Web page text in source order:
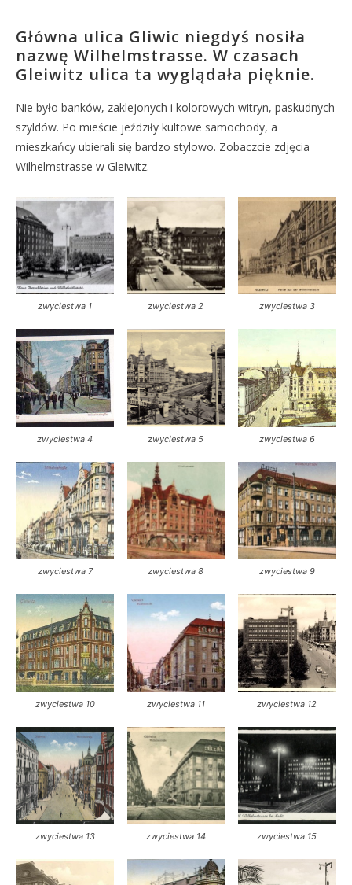
Główna ulica Gliwic niegdyś nosiła
nazwę Wilhelmstrasse. W czasach
Gleiwitz ulica ta wyglądała pięknie.
Nie było banków, zaklejonych i kolorowych witryn, paskudnych
szyldów. Po mieście jeździły kultowe samochody, a
mieszkańcy ubierali się bardzo stylowo. Zobaczcie zdjęcia
Wilhelmstrasse w Gleiwitz.
zwyciestwa 1 zwyciestwa 2 zwyciestwa 3
zwyciestwa 4 zwyciestwa 5 zwyciestwa 6
zwyciestwa 7 zwyciestwa 8 zwyciestwa 9
zwyciestwa 10 zwyciestwa 11 zwyciestwa 12
zwyciestwa 13 zwyciestwa 14 zwyciestwa 15